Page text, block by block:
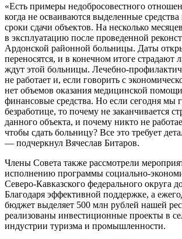
«Есть примеры недобросовестного
когда не осваиваются выделенные
сроки сдачи объектов. На несколько месяцев
в эксплуатацию после проведенной
Ардонской районной больницы. Даты
переносятся, и в конечном итоге страдают
ждут этой больницы. Лечебно-
не работает и, если говорить с
нет объемов оказания медицинской
финансовые средства. Но если сегодня мы
безработице, то почему не заканчивается
данного объекта, и почему никто не
чтобы сдать больницу? Все это требует
— подчеркнул Вячеслав Битаров.
Члены Совета также рассмотрели
исполнению программы социально-
Северо-Кавказского федерального округа
Благодаря эффективной поддержке, а
бюджет выделяет 500 млн рублей нашей
реализованы инвестиционные проекты в
индустрии туризма и промышленности.